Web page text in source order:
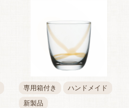
専用箱付き
ハンドメイド
新製品